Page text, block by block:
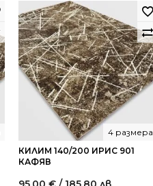
КИЛИМ 140/200 ИРИС 901
КАФЯВ
4 размера